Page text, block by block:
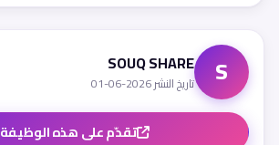
S
SOUQ SHARE
تاريخ النشر 2026-06-01
تقدّم على هذه الوظيفة